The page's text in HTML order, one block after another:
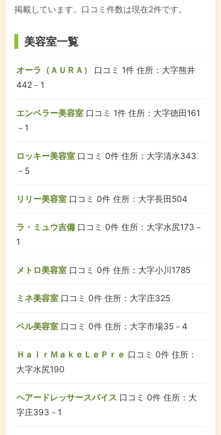
掲載しています。口コミ件数は現在2件です。
美容室一覧
オーラ（ＡＵＲＡ） 口コミ 1件 住所：大字熊井
442－1
エンペラー美容室 口コミ 1件 住所：大字徳田161
－1
ロッキー美容室 口コミ 0件 住所：大字清水343
－5
リリー美容室 口コミ 0件 住所：大字長田504
ラ・ミュウ吉備 口コミ 0件 住所：大字水尻173－
1
メトロ美容室 口コミ 0件 住所：大字小川1785
ミネ美容室 口コミ 0件 住所：大字庄325
ベル美容室 口コミ 0件 住所：大字市場35－4
ＨａｉｒＭａｋｅＬｅＰｒｅ 口コミ 0件 住所：
大字水尻190
ヘアードレッサースパイス 口コミ 0件 住所：大
字庄393－1